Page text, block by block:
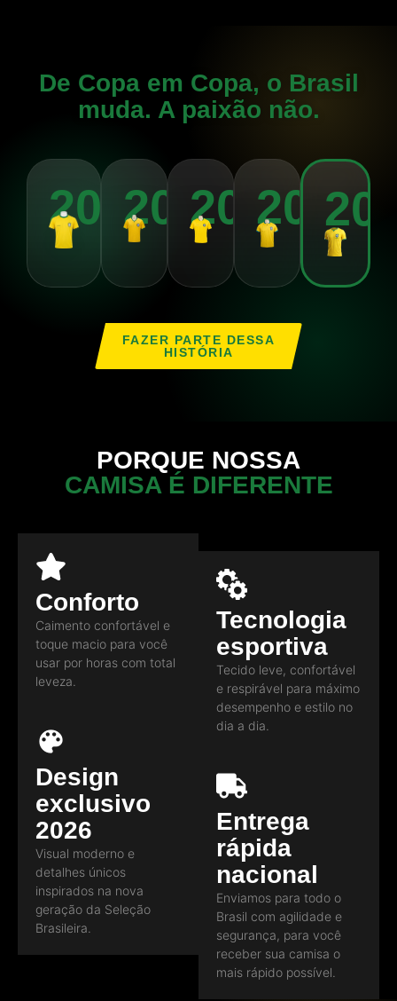
De Copa em Copa, o Brasil
muda. A paixão não.
2010201420182022
FAZER PARTE DESSA
HISTÓRIA
PORQUE NOSSA
CAMISA É DIFERENTE
Conforto
Caimento confortável e
toque macio para você
usar por horas com total
leveza.
Design
exclusivo
2026
Visual moderno e
detalhes únicos
inspirados na nova
geração da Seleção
Brasileira.
Tecnologia
esportiva
Tecido leve, confortável
e respirável para máximo
desempenho e estilo no
dia a dia.
Entrega
rápida
nacional
Enviamos para todo o
Brasil com agilidade e
segurança, para você
receber sua camisa o
mais rápido possível.